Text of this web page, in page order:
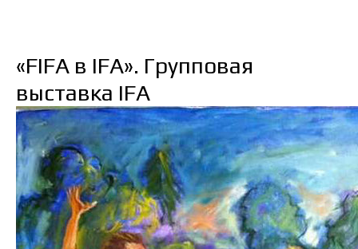
«FIFA в IFA». Групповая
выставка IFA